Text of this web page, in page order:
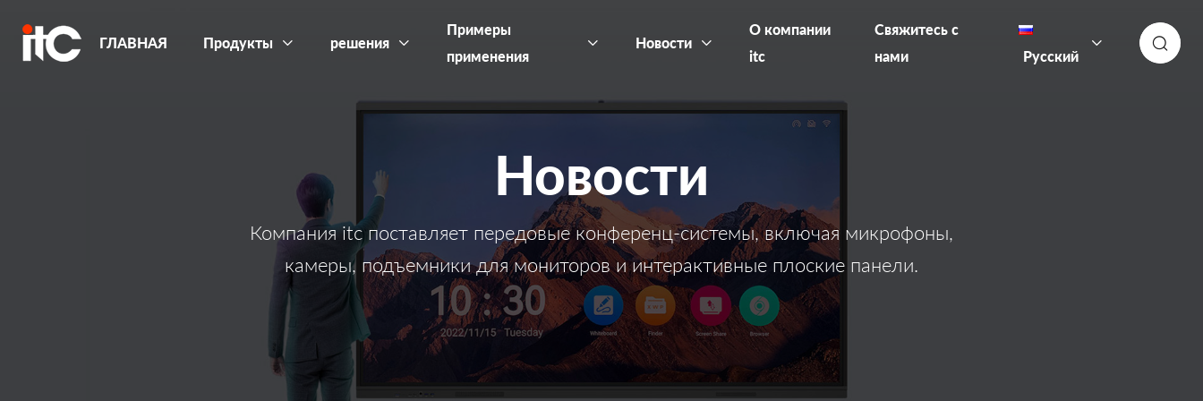
ГЛАВНАЯ Продукты решения
Примеры
применения
Новости
О компании
itc
Свяжитесь с
нами
Русский
Новости
Компания itc поставляет передовые конференц-системы, включая микрофоны,
камеры, подъемники для мониторов и интерактивные плоские панели.